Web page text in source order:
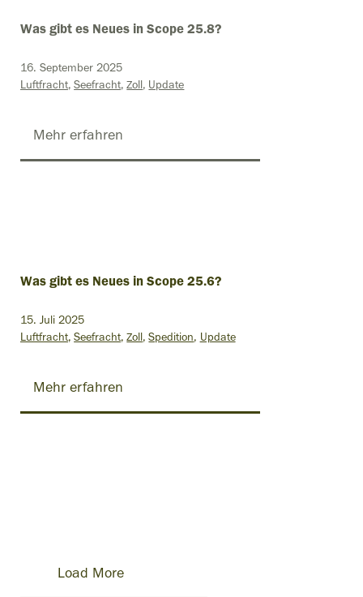
Was gibt es Neues in Scope 25.8?
16. September 2025
Luftfracht Seefracht Zoll Update
Mehr erfahren
Was gibt es Neues in Scope 25.6?
15. Juli 2025
Luftfracht Seefracht Zoll Spedition Update
Mehr erfahren
Load More